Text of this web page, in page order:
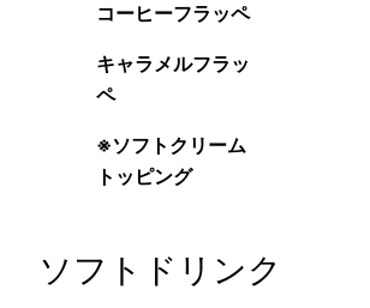
コーヒーフラッペ
キャラメルフラッ
ペ
※ソフトクリーム
トッピング
ソフトドリンク